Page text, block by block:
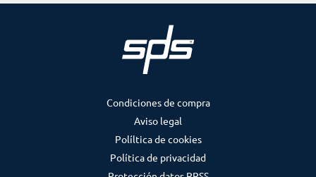
Condiciones de compra
Aviso legal
Políltica de cookies
Política de privacidad